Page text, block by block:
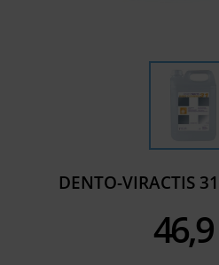
DENTO-VIRACTIS
46,9